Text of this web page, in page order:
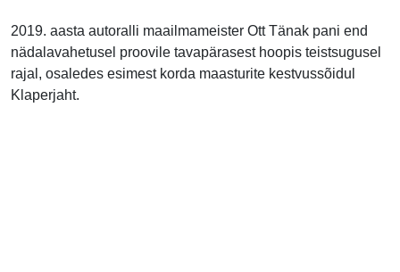
2019. aasta autoralli maailmameister Ott Tänak pani end
nädalavahetusel proovile tavapärasest hoopis teistsugusel
rajal, osaledes esimest korda maasturite kestvussõidul
Klaperjaht.